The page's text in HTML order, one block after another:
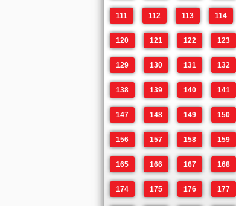
111 112 113 114
120 121 122 123
129 130 131 132
138 139 140 141
147 148 149 150
156 157 158 159
165 166 167 168
174 175 176 177